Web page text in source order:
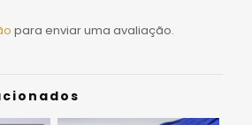
para enviar uma avaliação.